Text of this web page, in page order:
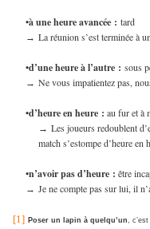
•à une heure avancée : tard
→ La réunion s’est terminée à
•d’une heure à l’autre : sous
→ Ne vous impatientez pas,
•d’heure en heure : au fur et à
→ Les joueurs redoublent
match s’estompe d’heure en
•n’avoir pas d’heure : être
→ Je ne compte pas sur lui, il
[1] Poser un lapin à quelqu’un,